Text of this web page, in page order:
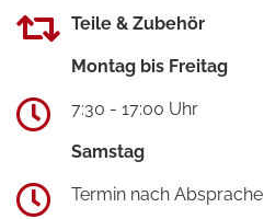
Teile & Zubehör
Montag bis Freitag
7:30 - 17:00 Uhr
Samstag
Termin nach Absprache